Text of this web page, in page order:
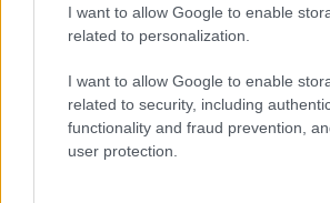
I want to allow Google to enable
related to personalization.
I want to allow Google to enable
related to security, including
functionality and fraud prevention,
user protection.